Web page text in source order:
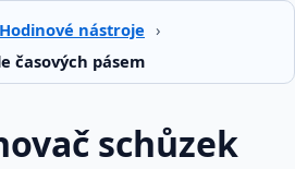
Hodinové nástroje ›
časových pásem
schůzek